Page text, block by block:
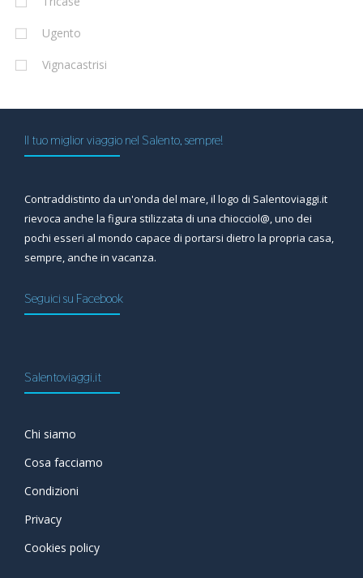
Ugento
Vignacastrisi
Il tuo miglior viaggio nel Salento, sempre!
Contraddistinto da un'onda del mare, il logo di Salentoviaggi.it
rievoca anche la figura stilizzata di una chiocciol@, uno dei
pochi esseri al mondo capace di portarsi dietro la propria casa,
sempre, anche in vacanza.
Seguici su Facebook
Salentoviaggi.it
Chi siamo
Cosa facciamo
Condizioni
Privacy
Cookies policy